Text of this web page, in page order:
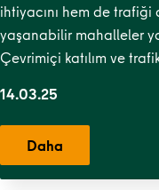
ihtiyacını hem de
yaşanabilir mahalleler
Çevrimiçi katılım ve
14.03.25
Daha